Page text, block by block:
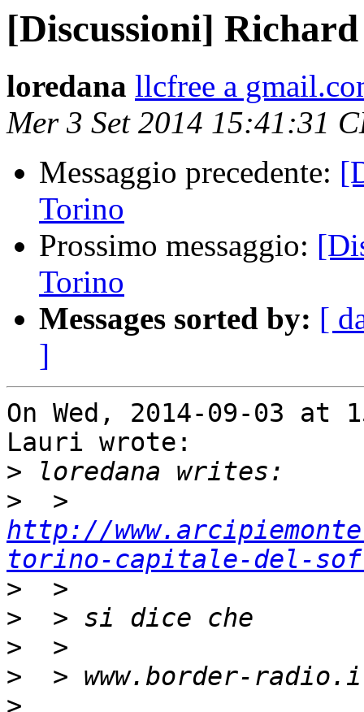
[Discussioni]
loredana llcfree a
Mer 3 Set 2014 15:41:31
Messaggio precedente:
Torino
Prossimo messaggio:
Torino
Messages sorted by: [
]
On Wed, 2014-09-03 at
Lauri wrote:
>
>
http://
torino-capitale-del-
>
>
>
>
>